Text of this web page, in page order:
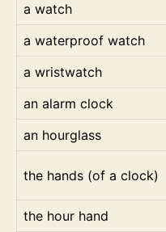
a watch
a waterproof watch
a wristwatch
an alarm clock
an hourglass
the hands (of a clock)
the hour hand